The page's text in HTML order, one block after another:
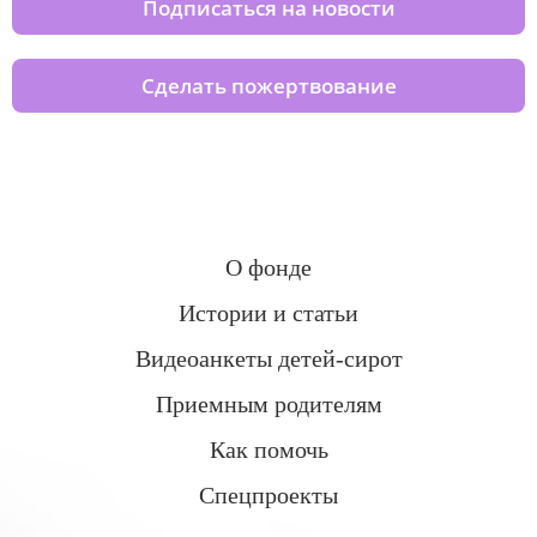
Подписаться на новости
Сделать пожертвование
О фонде
Истории и статьи
Видеоанкеты детей-сирот
Приемным родителям
Как помочь
Спецпроекты